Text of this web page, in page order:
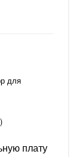
или
121 м и
для
плату